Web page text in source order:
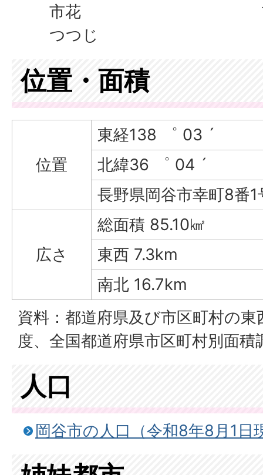
市花
つつじ
位置・面積
位置
東経138 ゜ 03 ´
北緯36 ゜ 04 ´
長野県岡谷市幸町8番1
広さ
総面積 85.10㎢
東西 7.3km
南北 16.7km
資料：都道府県及び市区町村の
度、全国都道府県市区町村別面積
人口
岡谷市の人口（令和8年8月1日